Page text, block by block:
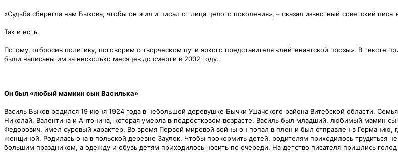
«Судьба сберегла нам Быкова, чтобы он жил и писал от лица целого поколения», – сказал известный советский
Так и есть.
Потому, отбросив политику, поговорим о творческом пути яркого представителя «лейтенантской прозы». В
были написаны им за несколько месяцев до смерти в 2002 году.
Он был «любый мамкин сын Василька»
Василь Быков родился 19 июня 1924 года в небольшой деревушке Бычки Ушачского района Витебской области.
Николай, Валентина и Антонина, которая умерла в подростковом возрасте. Василь был младший, любимый мамин
Федорович, имел суровый характер. Во время Первой мировой войны он попал в плен и был отправлен в Германию,
женщиной. Родилась она в польской деревне Заулок. Чтобы прокормить детей, родителям приходилось трудиться
большим праздником, а одежду и обувь детям приходилось носить по очереди. На детство писателя пришлись голод